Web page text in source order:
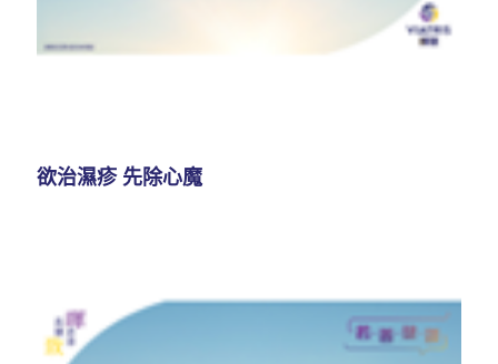
欲治濕疹 先除心魔